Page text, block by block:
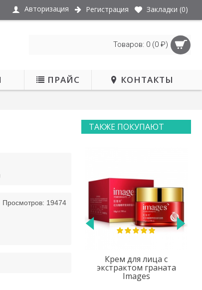
Авторизация Регистрация Закладки (0)
Товаров: 0 (0 ₽)
ПРАЙС КОНТАКТЫ
ТАКЖЕ ПОКУПАЮТ
экстрактом граната
Крем для
экстрактом
Просмотров: 19474